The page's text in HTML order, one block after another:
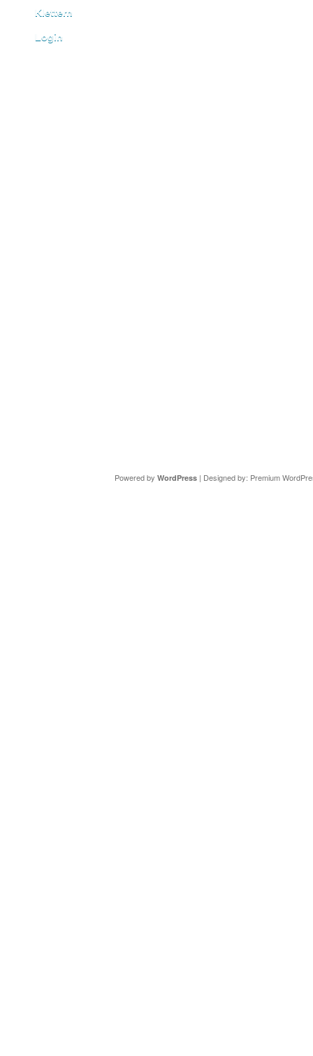
Klettern
Login
Powered by WordPress| Designed by: Premium